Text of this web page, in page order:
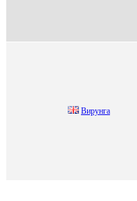
Bирунга